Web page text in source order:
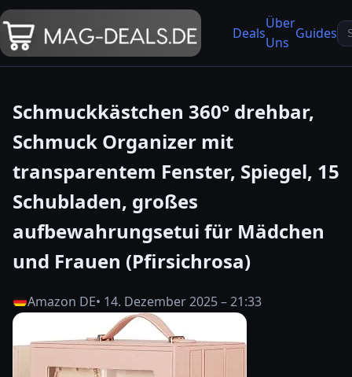
Deals
Über
Uns
Guides
Schmuckkästchen 360° drehbar,
Schmuck Organizer mit
transparentem Fenster, Spiegel, 15
Schubladen, großes
aufbewahrungsetui für Mädchen
und Frauen (Pfirsichrosa)
Amazon DE• 14. Dezember 2025 – 21:33